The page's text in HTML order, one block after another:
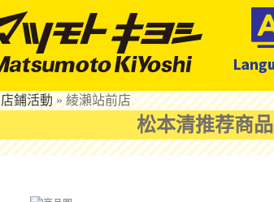
店鋪活動»綾瀨站前店
松本清推荐商品